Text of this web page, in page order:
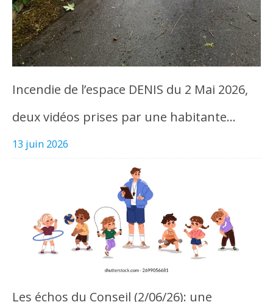
Incendie de l’espace DENIS du 2 Mai 2026,
deux vidéos prises par une habitante…
13 juin 2026
Les échos du Conseil (2/06/26): une